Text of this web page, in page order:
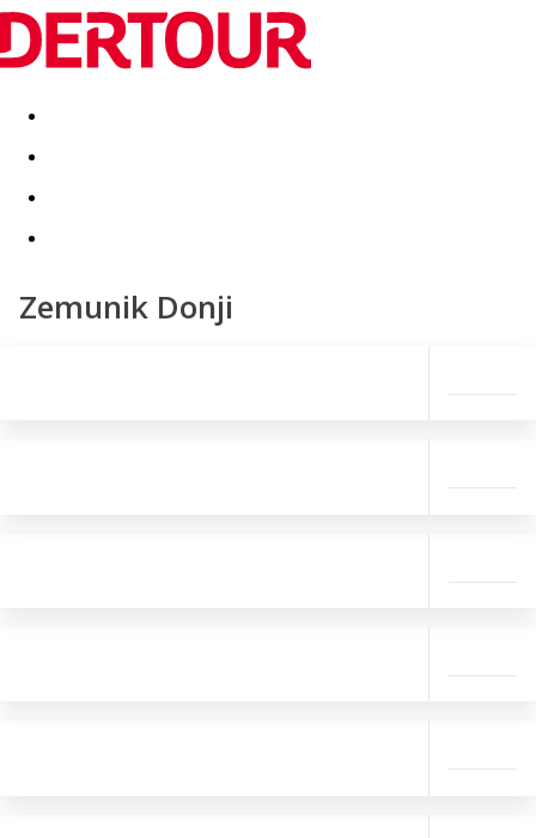
Destinatii Vacanta perfecta OFERTE DE NERATAT
Zemunik Donji